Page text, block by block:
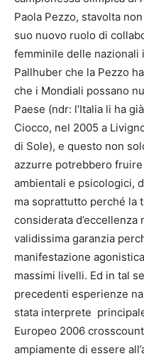
Paola Pezzo, stavolta
suo nuovo ruolo di
femminile delle nazionali
Pallhuber che la Pezzo
che i Mondiali possano
Paese (ndr: l’Italia li ha
Ciocco, nel 2005 a
di Sole), e questo non
azzurre potrebbero
ambientali e psicologici,
ma soprattutto perché la
considerata
validissima garanzia
manifestazione
massimi livelli. Ed in tal
precedenti esperienze
stata interprete
Europeo 2006
ampiamente di essere